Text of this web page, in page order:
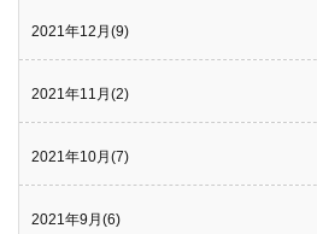
2021年12月(9)
2021年11月(2)
2021年10月(7)
2021年9月(6)